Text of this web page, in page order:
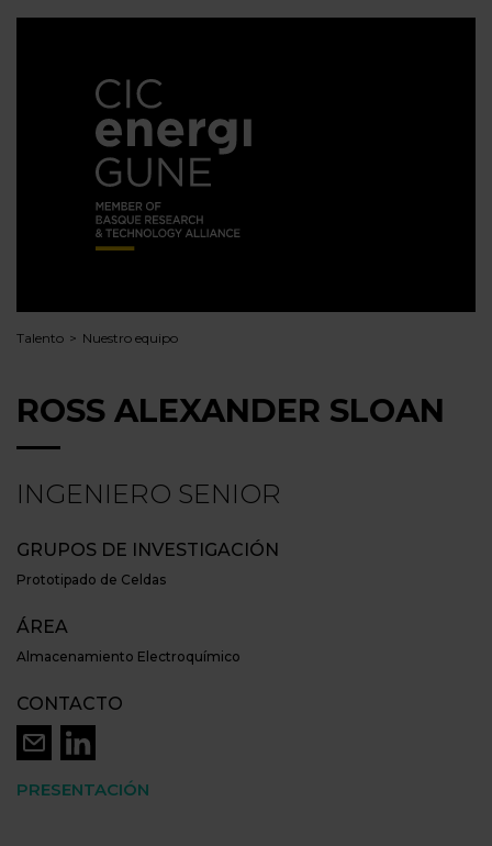
Talento Nuestro equipo
ROSS ALEXANDER SLOAN
INGENIERO SENIOR
GRUPOS DE INVESTIGACIÓN
Prototipado de Celdas
ÁREA
Almacenamiento Electroquímico
CONTACTO
PRESENTACIÓN